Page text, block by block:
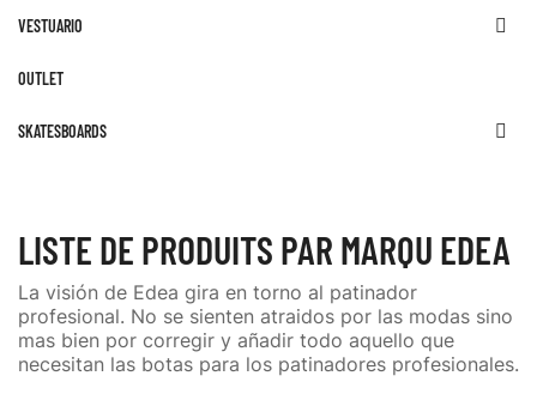
VESTUARIO 
OUTLET
SKATESBOARDS 
LISTE DE PRODUITS PAR MARQU EDEA
La visión de Edea gira en torno al patinador
profesional. No se sienten atraidos por las modas sino
mas bien por corregir y añadir todo aquello que
necesitan las botas para los patinadores profesionales.